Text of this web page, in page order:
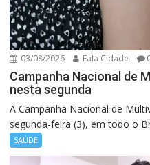
03/08/2026 Fala Cidade
Campanha Nacional de
nesta segunda
A Campanha Nacional de
segunda-feira (3), em todo o
SAÚDE